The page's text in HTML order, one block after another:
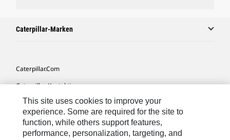
Caterpillar-Marken
Caterpillar.com
Caterpillar Kontaktieren
Meine Marketing-Präferenzen
Seitenübersicht
Cookie Settings
This site uses cookies to improve your
experience. Some are required for the site to
function, while others support features,
performance, personalization, targeting, and